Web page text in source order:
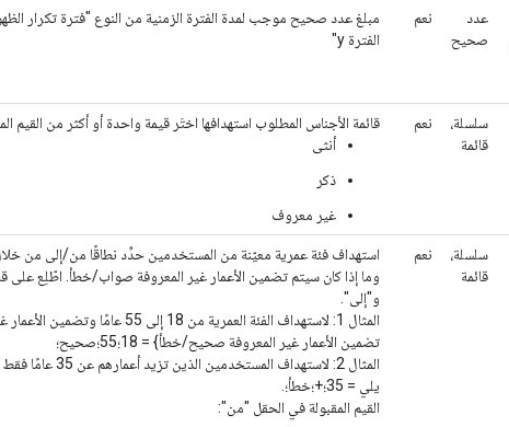
عدد
صحيح
نعم
الفترة y"
سلسلة،
قائمة
نعم
قائمة الأجناس المطلوب استهدافها اختَر قيمة واحدة أو أكثر من القيم
أنثى
ذكر
غير معروف
سلسلة،
قائمة
نعم
استهداف فئة عمرية معيّنة من المستخدمين حدِّد نطاقًا من/إلى من
وما إذا كان سيتم تضمين الأعمار غير المعروفة صواب/خطأ. اطّلِع على
و"إلى".
المثال 1: لاستهداف الفئة العمرية من
تضمين الأعمار غير المعروفة صحيح/خطأ} = 18؛55؛صحيح؛
المثال 2: لاستهداف
يلي = 35؛+؛خطأ؛.
القيم المقبولة في الحقل "من":